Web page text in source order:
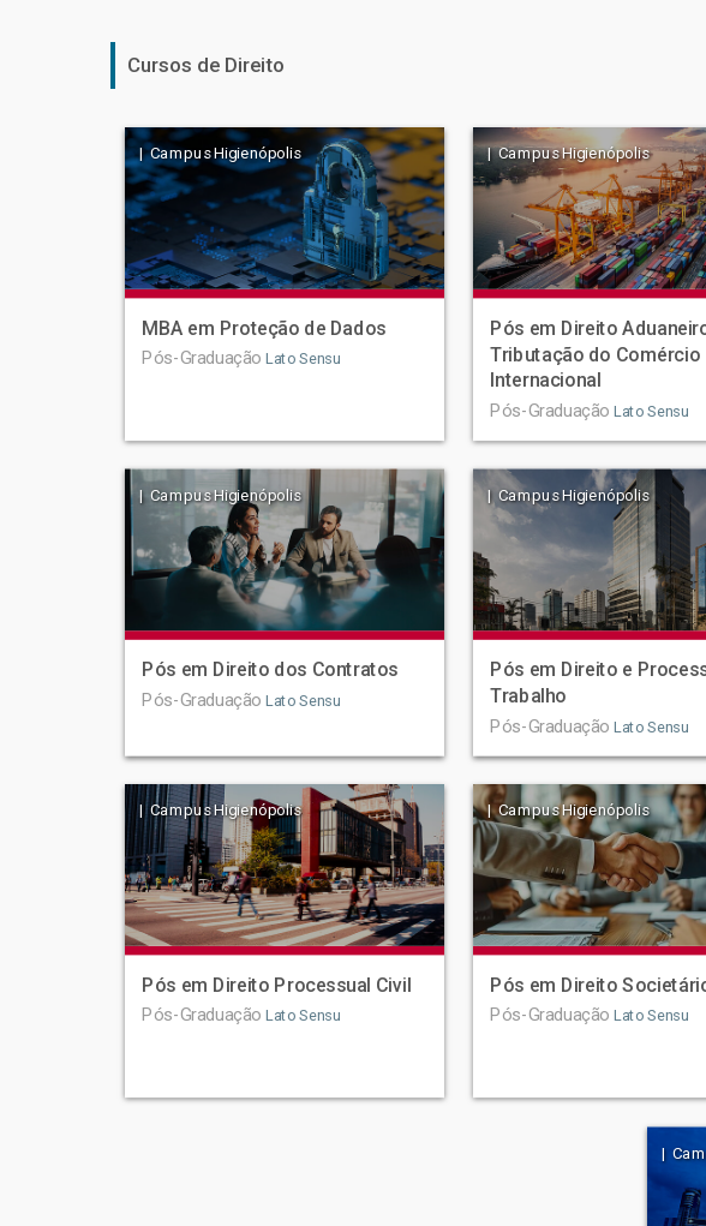
Cursos de Direito
| Campus Higienópolis
MBA em Proteção de Dados
Pós-Graduação Lato Sensu
| Campus Higienópolis
Pós em Direito
Tributação do Comércio
Internacional
Pós-Graduação Lato Sensu
| Campus Higienópolis
Pós em Direito dos Contratos
Pós-Graduação Lato Sensu
| Campus Higienópolis
Pós em Direito e
Trabalho
Pós-Graduação Lato Sensu
| Campus Higienópolis
Pós em Direito Processual Civil
Pós-Graduação Lato Sensu
| Campus Higienópolis
Pós em Direito
Pós-Graduação Lato Sensu
|